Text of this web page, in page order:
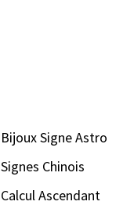
Bijoux Signe Astro
Signes Chinois
Calcul Ascendant